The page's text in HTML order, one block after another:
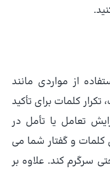
از مواردی مانند
کلمات برای تأکید
تعامل یا تأمل در
و گفتار شما می
حتی سرگرم کند. علاوه بر